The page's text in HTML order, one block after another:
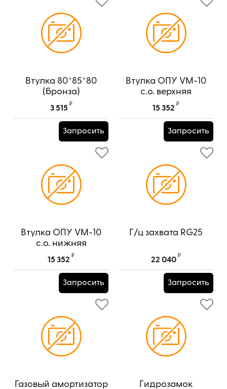
Втулка 80*85*80
(бронза)
3 515
₽
Запросить
Втулка ОПУ VM-10
c.о. верхняя
15 352
₽
Запросить
Втулка ОПУ VM-10
c.о. нижняя
15 352
₽
Запросить
Г/ц захвата RG25
22 040
₽
Запросить
Газовый амортизатор
Гидрозамок